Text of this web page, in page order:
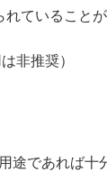
ていることが
非推奨）
途であれば十